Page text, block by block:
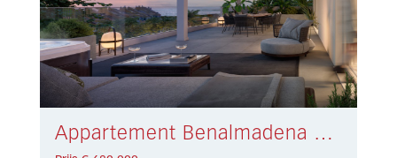
Appartement Benalmadena Costa € 680.000,-